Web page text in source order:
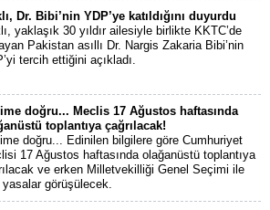
Dr. Bibi’nin YDP’ye katıldığını duyurdu
yaklaşık 30 yıldır ailesiyle birlikte KKTC’de
Pakistan asıllı Dr. Nargis Zakaria Bibi’nin
tercih ettiğini açıkladı.
doğru... Meclis 17 Ağustos haftasında
toplantıya çağrılacak!
doğru... Edinilen bilgilere göre Cumhuriyet
17 Ağustos haftasında olağanüstü toplantıya
ve erken Milletvekilliği Genel Seçimi ile
görüşülecek.